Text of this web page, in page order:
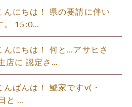
にちは！ 県の要請に伴い
。 15:0…
にちは！ 何と…アサヒさ
店に 認定さ…
ばんは！ 鯱家ですv(・
と …